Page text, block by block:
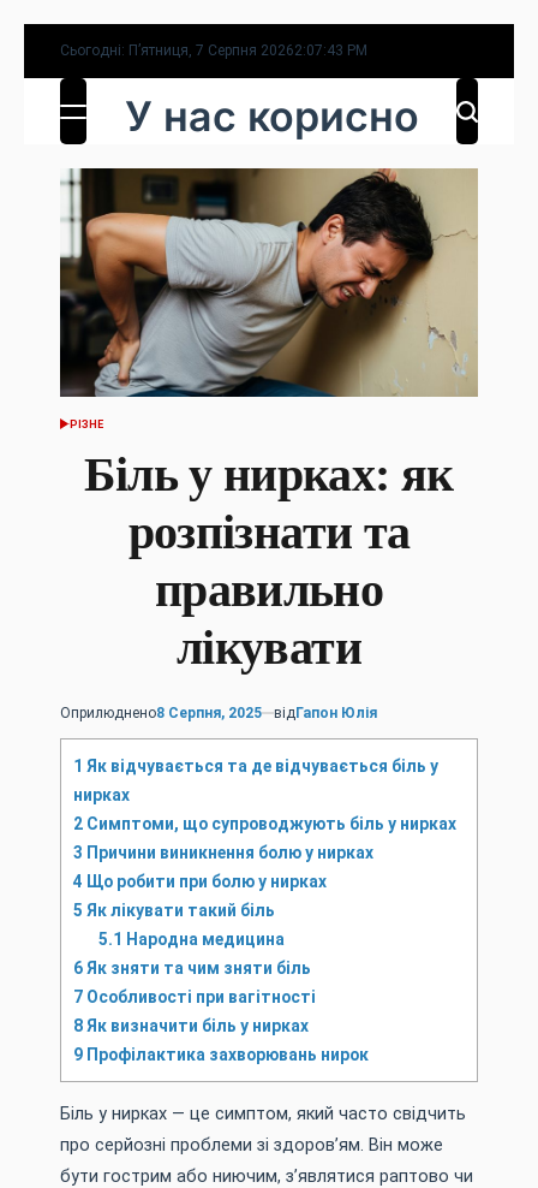
Перейти
до
вмісту
Сьогодні: П’ятниця, 7 Серпня 20262:07:44 PM
У нас корисно
ОПУБЛІКУВАТИ
РІЗНЕ
Біль у нирках: як
розпізнати та
правильно
лікувати
Оприлюднено8 Серпня, 2025 відГапон Юлія
1 Як відчувається та де відчувається біль у
нирках
2 Симптоми, що супроводжують біль у нирках
3 Причини виникнення болю у нирках
4 Що робити при болю у нирках
5 Як лікувати такий біль
5.1 Народна медицина
6 Як зняти та чим зняти біль
7 Особливості при вагітності
8 Як визначити біль у нирках
9 Профілактика захворювань нирок
Біль у нирках — це симптом, який часто свідчить
про серйозні проблеми зі здоров’ям. Він може
бути гострим або ниючим, з’являтися раптово чи